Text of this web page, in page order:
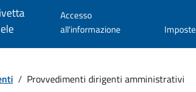
Accesso
all'informazione
Imposte
/ Provvedimenti dirigenti amministrativi